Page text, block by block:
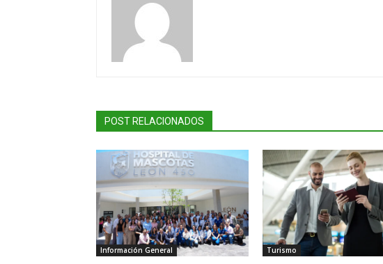
POST RELACIONADOS
Información General Turismo